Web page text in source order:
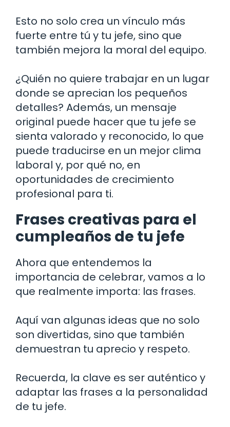
Esto no solo crea un vínculo más
fuerte entre tú y tu jefe, sino que
también mejora la moral del equipo.
¿Quién no quiere trabajar en un lugar
donde se aprecian los pequeños
detalles? Además, un mensaje
original puede hacer que tu jefe se
sienta valorado y reconocido, lo que
puede traducirse en un mejor clima
laboral y, por qué no, en
oportunidades de crecimiento
profesional para ti.
Frases creativas para el
cumpleaños de tu jefe
Ahora que entendemos la
importancia de celebrar, vamos a lo
que realmente importa: las frases.
Aquí van algunas ideas que no solo
son divertidas, sino que también
demuestran tu aprecio y respeto.
Recuerda, la clave es ser auténtico y
adaptar las frases a la personalidad
de tu jefe.